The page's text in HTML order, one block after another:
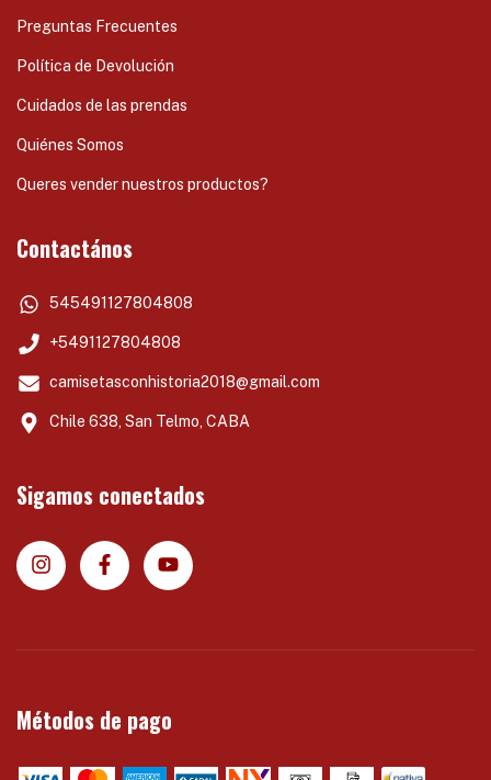
Preguntas Frecuentes
Política de Devolución
Cuidados de las prendas
Quiénes Somos
Queres vender nuestros productos?
Contactános
545491127804808
+5491127804808
camisetasconhistoria2018@gmail.com
Chile 638, San Telmo, CABA
Sigamos conectados
Métodos de pago